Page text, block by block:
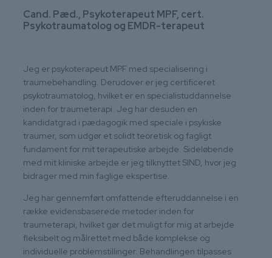
Cand. Pæd., Psykoterapeut MPF, cert.
Psykotraumatolog og EMDR-terapeut
Jeg er psykoterapeut MPF med specialisering i
traumebehandling. Derudover er jeg certificeret
psykotraumatolog, hvilket er en specialistuddannelse
inden for traumeterapi. Jeg har desuden en
kandidatgrad i pædagogik med speciale i psykiske
traumer, som udgør et solidt teoretisk og fagligt
fundament for mit terapeutiske arbejde. Sideløbende
med mit kliniske arbejde er jeg tilknyttet SIND, hvor jeg
bidrager med min faglige ekspertise.
Jeg har gennemført omfattende efteruddannelse i en
række evidensbaserede metoder inden for
traumeterapi, hvilket gør det muligt for mig at arbejde
fleksibelt og målrettet med både komplekse og
individuelle problemstillinger. Behandlingen tilpasses